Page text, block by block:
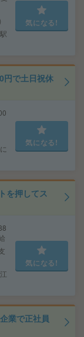
気になる!
円で土日祝休
気になる!
を押してス
気になる!
業で正社員